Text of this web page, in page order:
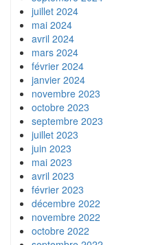
juillet 2024
mai 2024
avril 2024
mars 2024
février 2024
janvier 2024
novembre 2023
octobre 2023
septembre 2023
juillet 2023
juin 2023
mai 2023
avril 2023
février 2023
décembre 2022
novembre 2022
octobre 2022